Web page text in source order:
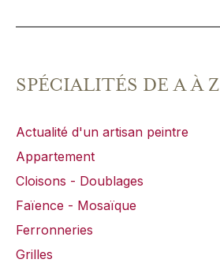
SPÉCIALITÉS DE A À Z
Actualité d'un artisan peintre
Appartement
Cloisons - Doublages
Faïence - Mosaïque
Ferronneries
Grilles